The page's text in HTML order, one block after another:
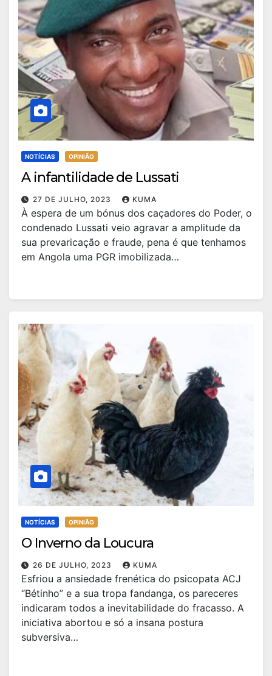
NOTÍCIAS OPINIÃO
A infantilidade de Lussati
27 DE JULHO, 2023 KUMA
À espera de um bónus dos caçadores do Poder, o
condenado Lussati veio agravar a amplitude da
sua prevaricação e fraude, pena é que tenhamos
em Angola uma PGR imobilizada…
NOTÍCIAS OPINIÃO
O Inverno da Loucura
26 DE JULHO, 2023 KUMA
Esfriou a ansiedade frenética do psicopata ACJ
“Bétinho” e a sua tropa fandanga, os pareceres
indicaram todos a inevitabilidade do fracasso. A
iniciativa abortou e só a insana postura
subversiva…